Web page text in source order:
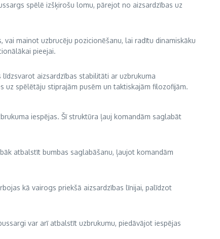
spēlē izšķirošu lomu, pārejot no aizsardzības uz
mainot uzbrucēju pozicionēšanu, lai radītu dinamiskāku
pieejai.
aizsardzības stabilitāti ar uzbrukuma
uz spēlētāju stiprajām pusēm un taktiskajām filozofijām.
iespējas. Šī struktūra ļauj komandām saglabāt
atbalstīt bumbas saglabāšanu, ļaujot komandām
kā vairogs priekšā aizsardzības līnijai, palīdzot
var arī atbalstīt uzbrukumu, piedāvājot iespējas